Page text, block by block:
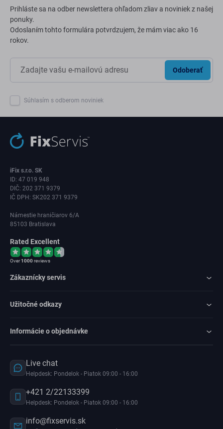
Prihláste sa na odber newslettera ohľadom zliav a noviniek z našej
ponuky.
Odoslaním tohto formulára potvrdzujem, že mám viac ako 16
rokov.
Odoberať
Súhlasím s odberom noviniek
iFix s.r.o. SK
ID: 47 019 948
DIČ: 202 371 9379
IČ DPH: SK202 371 9379
Námestie hraničiarov 6/A
85103 Bratislava
Rated Excellent
Over1000reviews
Zákaznícky servis
Užitočné odkazy
Informácie o objednávke
Live chat
Helpdesk: Pondelok - Piatok 09:00 - 16:00
+421 2/22133399
Helpdesk: Pondelok - Piatok 09:00 - 16:00
info@fixservis.sk